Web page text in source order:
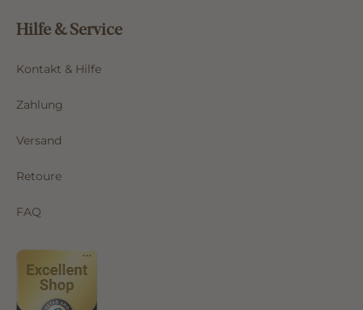
Hilfe & Service
Kontakt & Hilfe
Zahlung
Versand
Retoure
FAQ